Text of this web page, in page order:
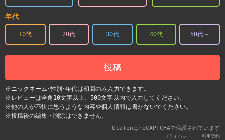
年代
10代 20代 30代 40代 50代～
投稿
※ニックネーム･性別･年代は初回のみ入力できます。
※レビューは全角10文字以上、500文字以内で入力してください。
※他の人が不快に思うような内容や個人情報は書かないでください。
※投稿後の編集・削除はできません。
UtaTenはreCAPTCHAで保護されています
プライバシー - 利用契約